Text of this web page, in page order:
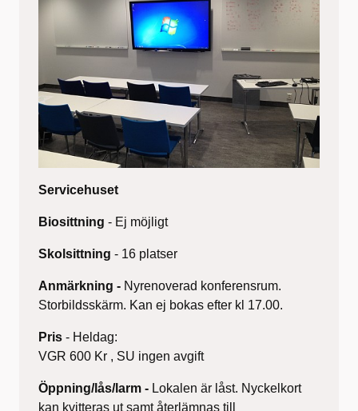
Servicehuset
Biosittning - Ej möjligt
Skolsittning - 16 platser
Anmärkning - Nyrenoverad konferensrum.
Storbildsskärm. Kan ej bokas efter kl 17.00.
Pris - Heldag:
VGR 600 Kr , SU ingen avgift
Öppning/lås/larm - Lokalen är låst. Nyckelkort
kan kvitteras ut samt återlämnas till